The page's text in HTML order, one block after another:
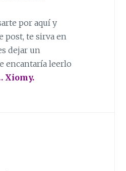
por aquí y
post, te sirva en
dejar un
encantaría leerlo
Xiomy.